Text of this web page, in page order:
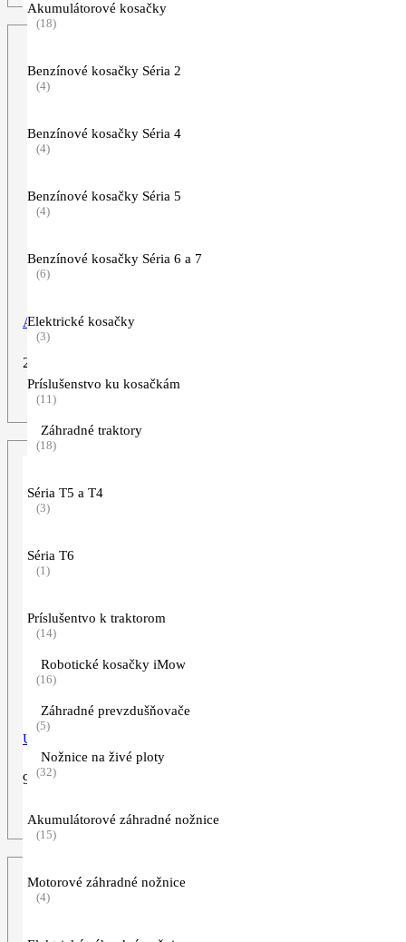
Autošampón s voskom CC 100, 5 l
24,90
ZOBRAZIŤ VIAC
Univerzálny čistič Profi CP 200, 1l
9,99€
ZOBRAZIŤ VIAC
Akumulátorové kosačky
(18)
Benzínové kosačky Séria 2
(4)
Benzínové kosačky Séria 4
(4)
Benzínové kosačky Séria 5
(4)
Benzínové kosačky Séria 6 a 7
(6)
Elektrické kosačky
(3)
Príslušenstvo ku kosačkám
(11)
Záhradné traktory
(18)
Séria T5 a T4
(3)
Séria T6
(1)
Príslušentvo k traktorom
(14)
Robotické kosačky iMow
(16)
Záhradné prevzdušňovače
(5)
Nožnice na živé ploty
(32)
Akumulátorové záhradné nožnice
(15)
Motorové záhradné nožnice
(4)